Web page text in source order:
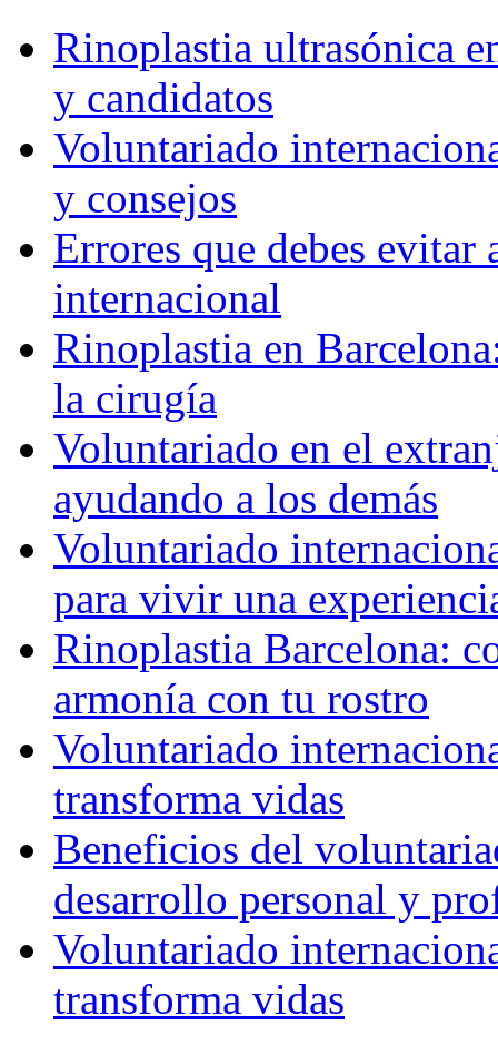
Rinoplastia ultrasónica
y candidatos
Voluntariado
y consejos
Errores que debes
internacional
Rinoplastia en
la cirugía
Voluntariado en el
ayudando a los demás
Voluntariado
para vivir una
Rinoplastia Barcelona:
armonía con tu rostro
Voluntariado
transforma vidas
Beneficios del
desarrollo personal y
Voluntariado
transforma vidas